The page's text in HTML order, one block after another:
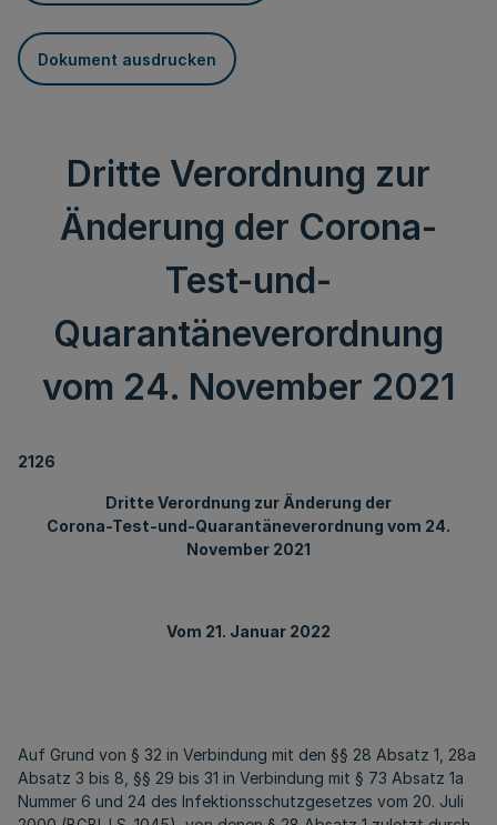
Dokument ausdrucken
Dritte Verordnung zur
Änderung der Corona-
Test-und-
Quarantäneverordnung
vom 24. November 2021
2126
Dritte Verordnung zur Änderung der
Corona-Test-und-Quarantäneverordnung vom 24.
November 2021
Vom 21. Januar 2022
Auf Grund von § 32 in Verbindung mit den §§ 28 Absatz 1, 28a
Absatz 3 bis 8, §§ 29 bis 31 in Verbindung mit § 73 Absatz 1a
Nummer 6 und 24 des Infektionsschutzgesetzes vom 20. Juli